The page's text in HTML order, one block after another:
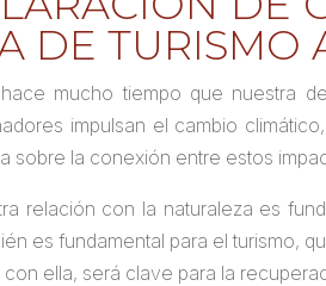
DE TURISMO
mucho tiempo que nuestra
impulsan el cambio
sobre la conexión entre estos
relación con la naturaleza es
es fundamental para el turismo,
ella, será clave para la